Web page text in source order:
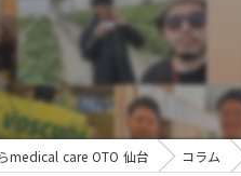
medical care OTO 仙台 コラム